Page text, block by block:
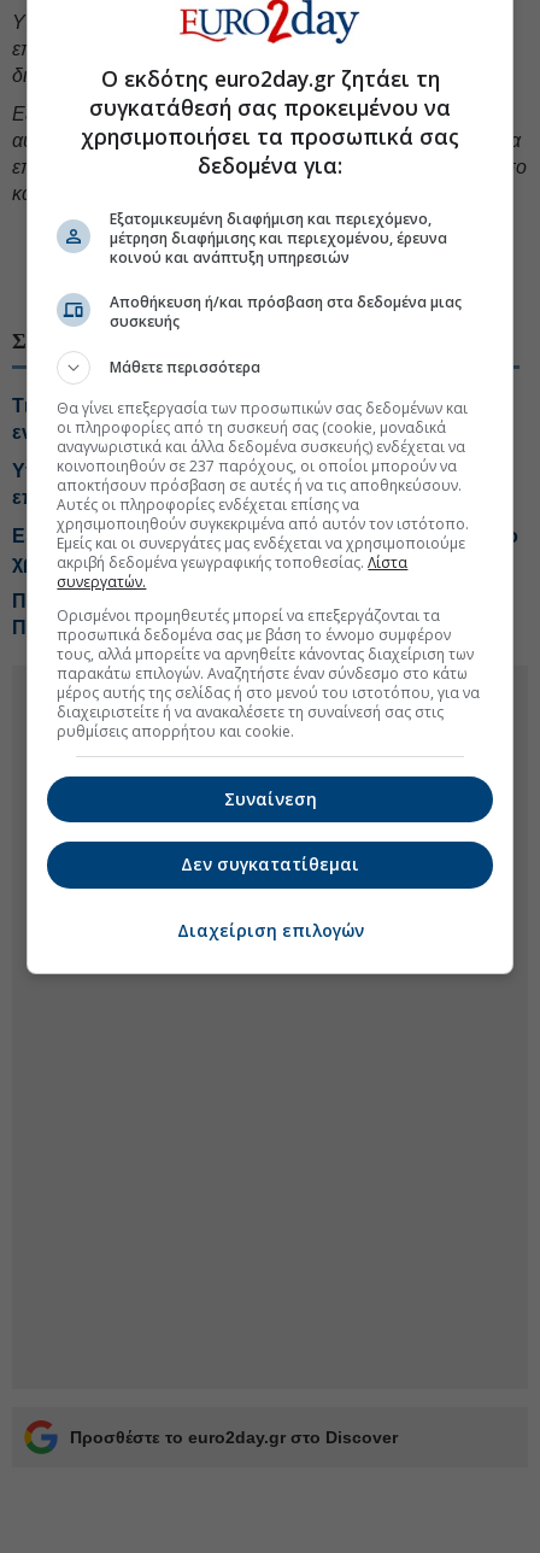
Υπάρχει ήδη σε ισχύ ένα υφιστάμενο θεσμικό πλαίσιο που
επιτρέπει στον ESM να επιτελεί τον ρόλο του και να
διαδραματίζει το σημαντικό του έργο.
Εξάλλου, βρισκόμαστε εδώ, ακριβώς για να συζητήσουμε
αυτό το θέμα και να εξετάσουμε πώς ο ESM θα συνεχίσει να
επιτελεί αυτόν τον ρόλο τόσο στο σημερινό
όσο
και τα επόμενα χρόνια»
#Κυριάκος Πιερρακάκης #ESM
ΣΧΕΤΙΚΑ ΘΕΜΑΤΑ
Τι project θα χρηματοδοτήσει η ρήτρα διαφυγής στην
ενέργεια
Υποβλήθηκε αίτημα για ρήτρα διαφυγής, στο
επίκεντρο ενεργειακά projects
ESM: Η Ελλάδα πέρασε το «stress test» για το δημόσιο
χρέος
Παράδοση της Ετήσιας Έκθεσης του ΕΔΣ στον
Πρόεδρο της Βουλής
Προσθέστε το euro2day.gr στο Discover
Ο εκδότης euro2day.gr ζητάει τη
συγκατάθεσή σας προκειμένου να
χρησιμοποιήσει τα προσωπικά σας
δεδομένα για:
Εξατομικευμένη διαφήμιση και περιεχόμενο,
μέτρηση διαφήμισης και περιεχομένου, έρευνα
κοινού και ανάπτυξη υπηρεσιών
Αποθήκευση ή/και πρόσβαση στα δεδομένα μιας
συσκευής
Μάθετε περισσότερα
Θα γίνει επεξεργασία των προσωπικών σας δεδομένων και
οι πληροφορίες από τη συσκευή σας (cookie, μοναδικά
αναγνωριστικά και άλλα δεδομένα συσκευής) ενδέχεται να
κοινοποιηθούν σε 237 παρόχους, οι οποίοι μπορούν να
αποκτήσουν πρόσβαση σε αυτές ή να τις αποθηκεύσουν.
Αυτές οι πληροφορίες ενδέχεται επίσης να
χρησιμοποιηθούν συγκεκριμένα από αυτόν τον ιστότοπο.
Εμείς και οι συνεργάτες μας ενδέχεται να χρησιμοποιούμε
ακριβή δεδομένα γεωγραφικής τοποθεσίας.Λίστα
συνεργατών.
Ορισμένοι προμηθευτές μπορεί να επεξεργάζονται τα
προσωπικά δεδομένα σας με βάση το έννομο συμφέρον
τους, αλλά μπορείτε να αρνηθείτε κάνοντας διαχείριση των
παρακάτω επιλογών. Αναζητήστε έναν σύνδεσμο στο κάτω
μέρος αυτής της σελίδας ή στο μενού του ιστοτόπου, για να
διαχειριστείτε ή να ανακαλέσετε τη συναίνεσή σας στις
ρυθμίσεις απορρήτου και cookie.
Συναίνεση
Δεν συγκατατίθεμαι
Διαχείριση επιλογών